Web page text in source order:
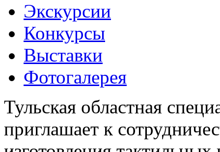
Экскурсии
Конкурсы
Выставки
Фотогалерея
Тульская областная
приглашает к